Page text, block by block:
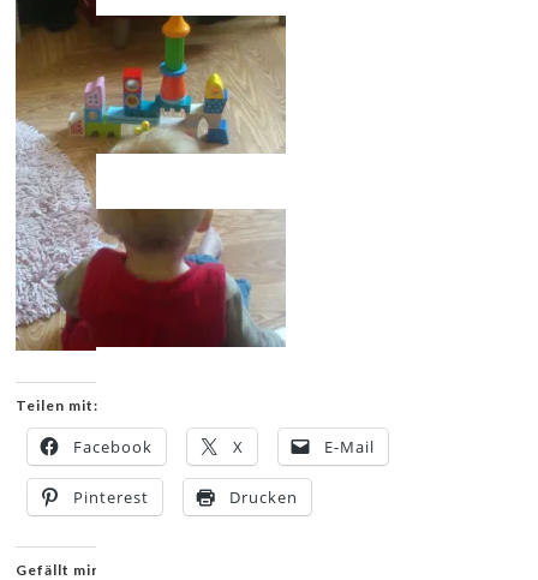
Teilen mit:
Facebook X E-Mail
Pinterest Drucken
Gefällt mir: